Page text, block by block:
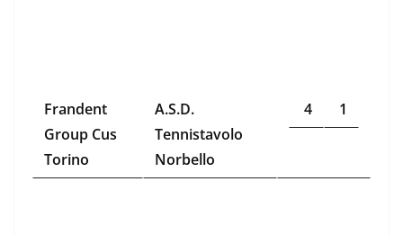
Frandent
Group Cus
Torino
A.S.D.
Tennistavolo
Norbello
4 1